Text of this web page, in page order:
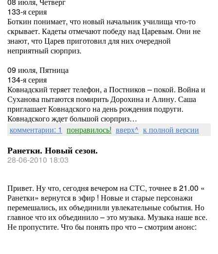
133-я серия
Боткин понимает, что новый начальник училища что-то
скрывает. Кадеты отмечают победу над Царевым. Они не
знают, что Царев приготовил для них очередной
неприятный сюрприз.
09 июля, Пятница
134-я серия
Ковнадский теряет телефон, а Постников – покой. Война и
Суханова пытаются помирить Дорохина и Алину. Саша
приглашает Ковнадского на день рождения подруги.
Ковнадского ждет большой сюрприз…
комментарии: 1 понравилось! вверх^ к полной версии
Ранетки. Новый сезон.
28-06-2010 18:03
Привет. Ну что, сегодня вечером на СТС, точнее в 21.00 «
Ранетки» вернутся в эфир ! Новые и старые персонажи
перемешались, их объединили увлекательные события. Но
главное что их объединило – это музыка. Музыка наше все.
Не пропустите. Что бы понять про что – смотрим анонс: